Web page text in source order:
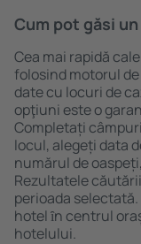
Cum pot găsi
Cea mai rapidă
folosind motorul
date cu locuri de
opţiuni este o
Completați
locul, alegeți data
numărul de
Rezultatele
perioada
hotel ȋn centrul
hotelului.